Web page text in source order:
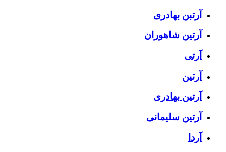
آرتبن بهادری
آرتين شاهوران
آرتی
آرتین
آرتین بهادری
آرتین سلیمانی
آردا